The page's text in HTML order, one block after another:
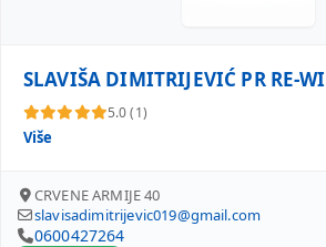
SLAVIŠA DIMITRIJEVIĆ PR RE-
5.0 (1)
Više
CRVENE ARMIJE 40
slavisadimitrijevic019@gmail.com
0600427264